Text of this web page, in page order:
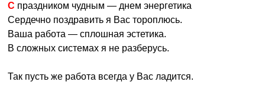
С праздником чудным — днем энергетика
Сердечно поздравить я Вас тороплюсь.
Ваша работа — сплошная эстетика.
В сложных системах я не разберусь.
Так пусть же работа всегда у Вас ладится.